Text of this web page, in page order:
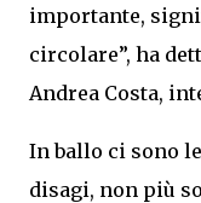
importante,
circolare”, ha
Andrea Costa,
In ballo ci sono
disagi, non più